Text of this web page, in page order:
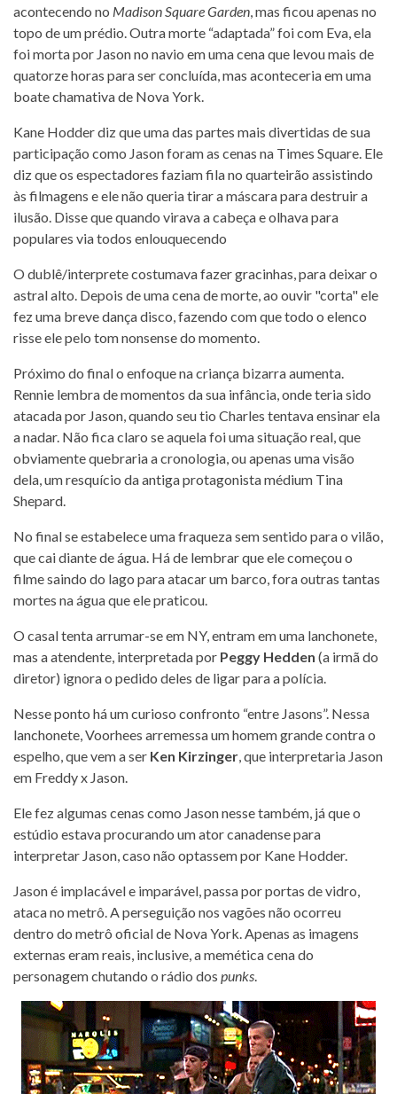
acontecendo no Madison Square Garden, mas ficou apenas no
topo de um prédio. Outra morte “adaptada” foi com Eva, ela
foi morta por Jason no navio em uma cena que levou mais de
quatorze horas para ser concluída, mas aconteceria em uma
boate chamativa de Nova York.
Kane Hodder diz que uma das partes mais divertidas de sua
participação como Jason foram as cenas na Times Square. Ele
diz que os espectadores faziam fila no quarteirão assistindo
às filmagens e ele não queria tirar a máscara para destruir a
ilusão. Disse que quando virava a cabeça e olhava para
populares via todos enlouquecendo
O dublê/interprete costumava fazer gracinhas, para deixar o
astral alto. Depois de uma cena de morte, ao ouvir "corta" ele
fez uma breve dança disco, fazendo com que todo o elenco
risse ele pelo tom nonsense do momento.
Próximo do final o enfoque na criança bizarra aumenta.
Rennie lembra de momentos da sua infância, onde teria sido
atacada por Jason, quando seu tio Charles tentava ensinar ela
a nadar. Não fica claro se aquela foi uma situação real, que
obviamente quebraria a cronologia, ou apenas uma visão
dela, um resquício da antiga protagonista médium Tina
Shepard.
No final se estabelece uma fraqueza sem sentido para o vilão,
que cai diante de água. Há de lembrar que ele começou o
filme saindo do lago para atacar um barco, fora outras tantas
mortes na água que ele praticou.
O casal tenta arrumar-se em NY, entram em uma lanchonete,
mas a atendente, interpretada por Peggy Hedden (a irmã do
diretor) ignora o pedido deles de ligar para a polícia.
Nesse ponto há um curioso confronto “entre Jasons”. Nessa
lanchonete, Voorhees arremessa um homem grande contra o
espelho, que vem a ser Ken Kirzinger, que interpretaria Jason
em Freddy x Jason.
Ele fez algumas cenas como Jason nesse também, já que o
estúdio estava procurando um ator canadense para
interpretar Jason, caso não optassem por Kane Hodder.
Jason é implacável e imparável, passa por portas de vidro,
ataca no metrô. A perseguição nos vagões não ocorreu
dentro do metrô oficial de Nova York. Apenas as imagens
externas eram reais, inclusive, a memética cena do
personagem chutando o rádio dos punks.